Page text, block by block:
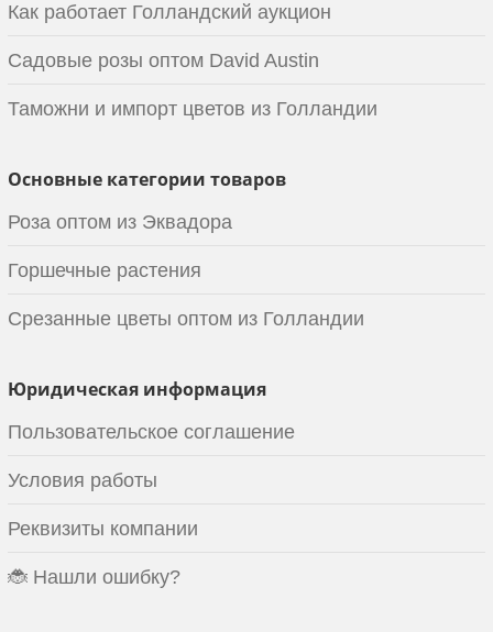
Как работает Голландский аукцион
Садовые розы оптом David Austin
Таможни и импорт цветов из Голландии
Основные категории товаров
Роза оптом из Эквадора
Горшечные растения
Срезанные цветы оптом из Голландии
Юридическая информация
Пользовательское соглашение
Условия работы
Реквизиты компании
🐞 Нашли ошибку?